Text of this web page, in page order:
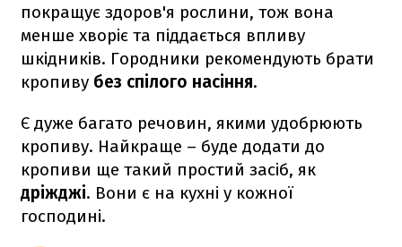
покращує здоров'я рослини, тож вона
менше хворіє та піддається впливу
шкідників. Городники рекомендують брати
кропиву без спілого насіння.
Є дуже багато речовин, якими удобрюють
кропиву. Найкраще – буде додати до
кропиви ще такий простий засіб, як
дріжджі. Вони є на кухні у кожної
господині.